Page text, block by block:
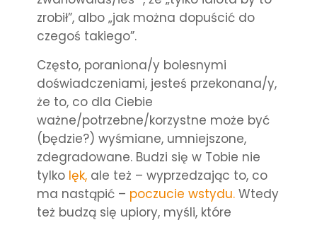
zrobił”, albo „jak można dopuścić do
czegoś takiego”.
Często, poraniona/y bolesnymi
doświadczeniami, jesteś przekonana/y,
że to, co dla Ciebie
ważne/potrzebne/korzystne może być
(będzie?) wyśmiane, umniejszone,
zdegradowane. Budzi się w Tobie nie
tylko lęk, ale też – wyprzedzając to, co
ma nastąpić – poczucie wstydu. Wtedy
też budzą się upiory, myśli, które